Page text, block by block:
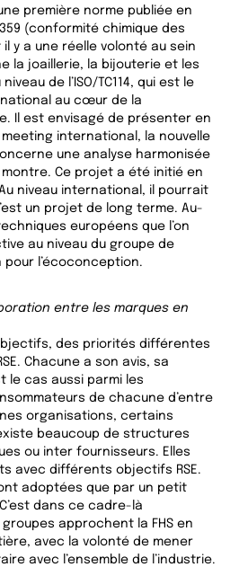
première norme publiée en
(conformité chimique des
y a une réelle volonté au sein
la joaillerie, la bijouterie et les
de l’ISO/TC114, qui est le
au cœur de la
Il est envisagé de présenter en
meeting international, la nouvelle
une analyse harmonisée
Ce projet a été initié en
niveau international, il pourrait
un projet de long terme. Au-
européens que l’on
au niveau du groupe de
l’écoconception.
entre les marques en
des priorités différentes
Chacune a son avis, sa
le cas aussi parmi les
de chacune d’entre
organisations, certains
beaucoup de structures
ou inter fournisseurs. Elles
avec différents objectifs RSE.
adoptées que par un petit
dans ce cadre-là
approchent la FHS en
avec la volonté de mener
avec l’ensemble de l’industrie.